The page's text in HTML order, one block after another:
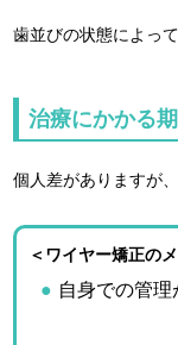
歯並びの状態によっ
治療にかかる
個人差がありますが、
＜ワイヤー矯正の
自身での管